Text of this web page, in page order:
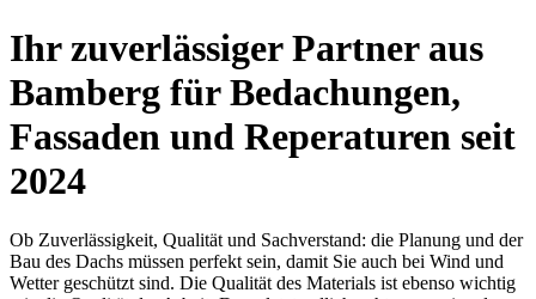
Ihr zuverlässiger Partner aus
Bamberg für Bedachungen,
Fassaden und Reperaturen seit
2024
Ob Zuverlässigkeit, Qualität und Sachverstand: die Planung und der
Bau des Dachs müssen perfekt sein, damit Sie auch bei Wind und
Wetter geschützt sind. Die Qualität des Materials ist ebenso wichtig